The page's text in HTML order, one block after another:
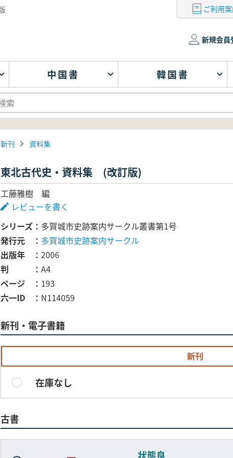
ご利用
新規会員
中国書 韓国書
新刊 資料集
東北古代史・資料集 (改訂版)
工藤雅樹 編
レビューを書く
シリーズ
多賀城市史跡案内サークル叢書第1号
発行元
多賀城市史跡案内サークル
出版年
2006
判
A4
ページ
193
六一ID
N114059
新刊・電子書籍
新刊
在庫なし
古書
状態良